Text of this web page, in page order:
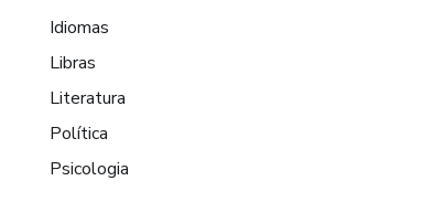
Idiomas
Libras
Literatura
Política
Psicologia